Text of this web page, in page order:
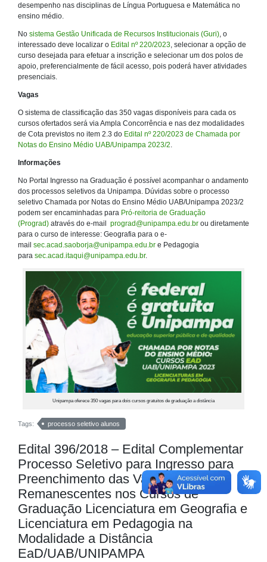
desempenho nas disciplinas de Língua Portuguesa e Matemática no
ensino médio.
No sistema Gestão Unificada de Recursos Institucionais (Guri), o
interessado deve localizar o Edital nº 220/2023, selecionar a opção de
curso desejada para efetuar a inscrição e selecionar um dos polos de
apoio, preferencialmente de fácil acesso, pois poderá haver atividades
presenciais.
Vagas
O sistema de classificação das 350 vagas disponíveis para cada os
cursos ofertados será via Ampla Concorrência e nas dez modalidades
de Cota previstos no item 2.3 do Edital nº 220/2023 de Chamada por
Notas do Ensino Médio UAB/Unipampa 2023/2.
Informações
No Portal Ingresso na Graduação é possível acompanhar o andamento
dos processos seletivos da Unipampa. Dúvidas sobre o processo
seletivo Chamada por Notas do Ensino Médio UAB/Unipampa 2023/2
podem ser encaminhadas para Pró-reitoria de Graduação
(Prograd) através do e-mail prograd@unipampa.edu.br ou diretamente
para o curso de interesse: Geografia para o e-
mail sec.acad.saoborja@unipampa.edu.br e Pedagogia
para sec.acad.itaqui@unipampa.edu.br.
Unipampa oferece 350 vagas para dois cursos gratuitos de graduação a distância
Tags: processo seletivo alunos
Edital 396/2018 – Edital Complementar
Processo Seletivo para Ingresso para
Preenchimento das Vagas
Remanescentes nos Cursos de
Graduação Licenciatura em Geografia e
Licenciatura em Pedagogia na
Modalidade a Distância
EaD/UAB/UNIPAMPA